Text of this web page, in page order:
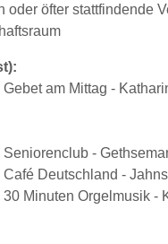
oder öfter stattfindende
Gebet am Mittag -
Seniorenclub -
Café Deutschland -
30 Minuten Orgelmusik -